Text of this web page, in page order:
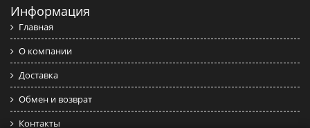
Информация
Главная
О компании
Доставка
Обмен и возврат
Контакты